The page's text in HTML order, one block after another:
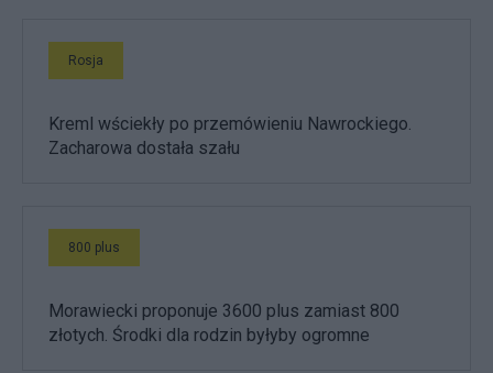
Rosja
Kreml wściekły po przemówieniu Nawrockiego.
Zacharowa dostała szału
800 plus
Morawiecki proponuje 3600 plus zamiast 800
złotych. Środki dla rodzin byłyby ogromne